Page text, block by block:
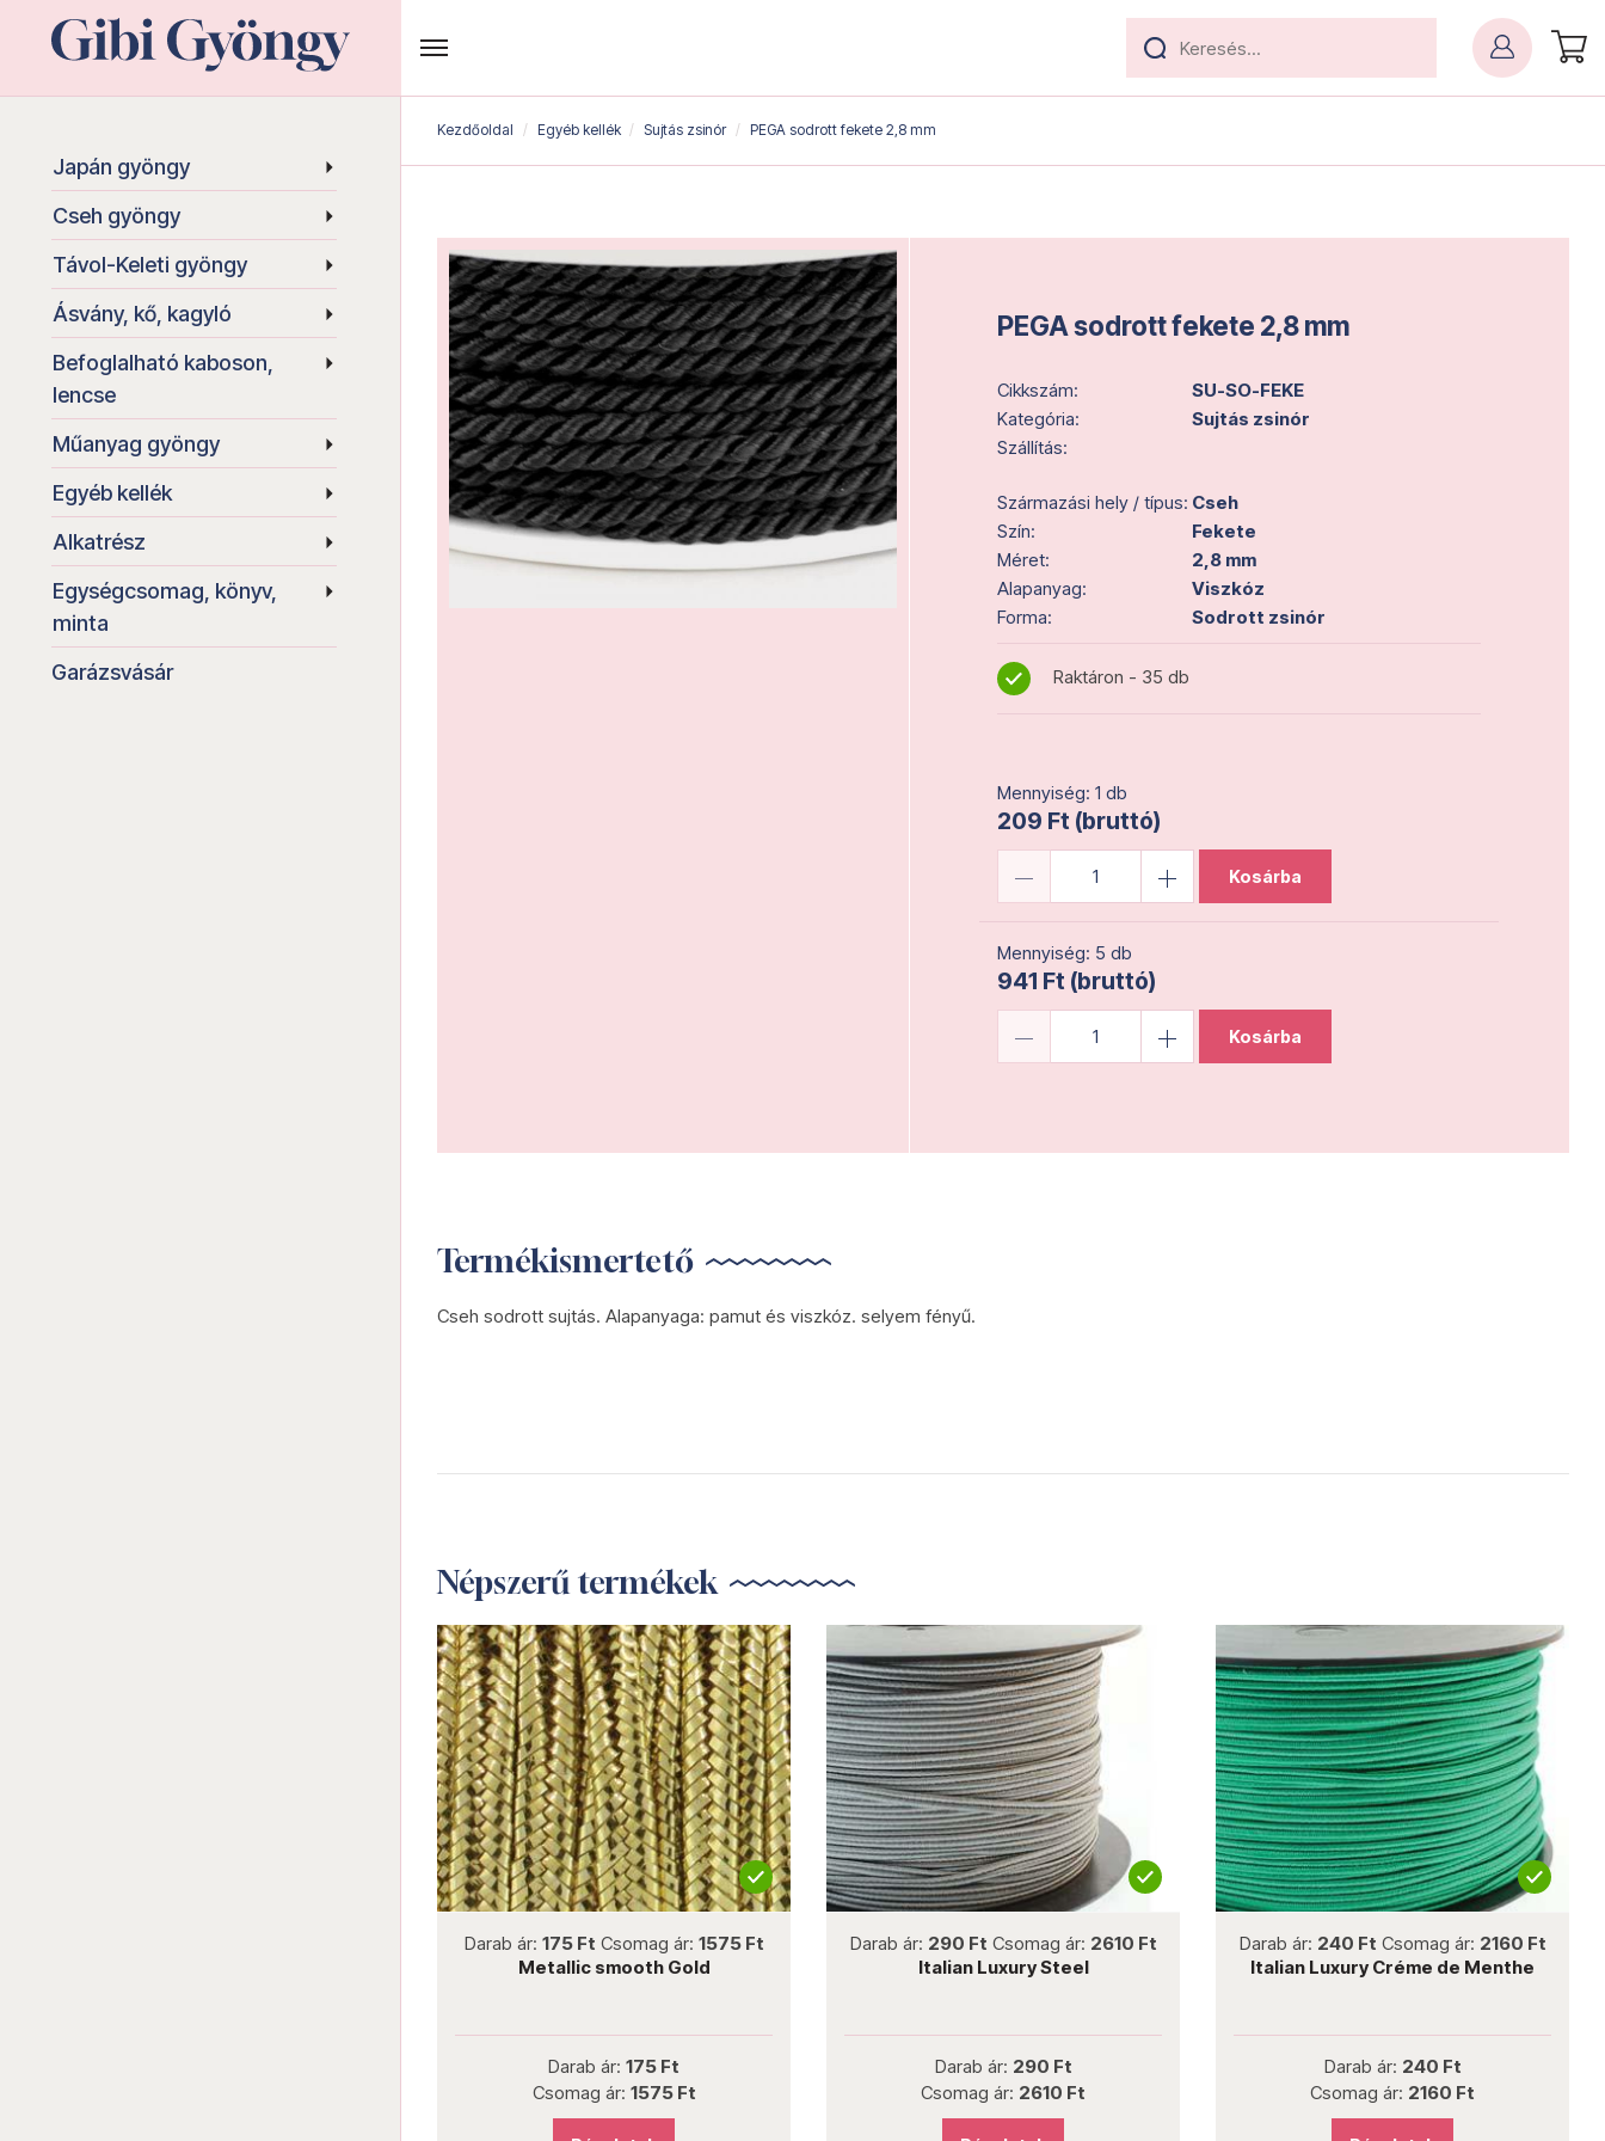
Japán gyöngy
Cseh gyöngy
Távol-Keleti gyöngy
Ásvány, kő, kagyló
Befoglalható kaboson,
lencse
Műanyag gyöngy
Egyéb kellék
Alkatrész
Egységcsomag, könyv,
minta
Garázsvásár
Kezdőoldal Egyéb kellék Sujtás zsinór PEGA sodrott fekete 2,8 mm
PEGA sodrott fekete 2,8 mm
Cikkszám:
SU-SO-FEKE
Kategória:
Sujtás zsinór
Szállítás:
Származási hely / típus: Cseh
Szín:
Fekete
Méret:
2,8 mm
Alapanyag:
Viszkóz
Forma:
Sodrott zsinór
Raktáron - 35 db
Mennyiség: 1 db
209 Ft (bruttó)
Kosárba
Mennyiség: 5 db
941 Ft (bruttó)
Kosárba
Termékismertető
Cseh sodrott sujtás. Alapanyaga: pamut és viszkóz. selyem fényű.
Népszerű termékek
Darab ár: 175 Ft Csomag ár: 1575 Ft
Metallic smooth Gold
Darab ár: 175 Ft
Csomag ár: 1575 Ft
Darab ár: 290 Ft Csomag ár: 2610 Ft
Italian Luxury Steel
Darab ár: 290 Ft
Csomag ár: 2610 Ft
Darab ár: 240 Ft Csomag ár: 2160 Ft
Italian Luxury Créme de Menthe
Darab ár: 240 Ft
Csomag ár: 2160 Ft